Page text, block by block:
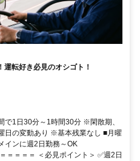
運転好き必見のオシゴト！
で1日30分～1時間30分 ※閑散期、
日の変動あり ※基本残業なし ■月曜
インに週2日勤務～OK
＝＝＝＝ ＜必見ポイント＞ ✅週2日